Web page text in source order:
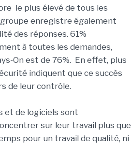
le plus élevé de tous les
enregistre également
des réponses. 61%
à toutes les demandes,
On est de 76%. En effet, plus
indiquent que ce succès
de leur contrôle.
et de logiciels sont
sur leur travail plus que
pour un travail de qualité, ni